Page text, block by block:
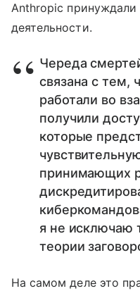
Anthropic принуждали
деятельности.
Череда
связана с тем,
работали во
получили
которые
принимающих
я не исключаю
теории
На самом деле это